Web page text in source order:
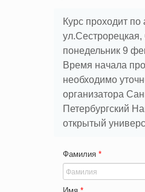
Регистрация
Курс проходит по
ул.Сестрорецкая,
понедельник 9
Время начала
необходимо
организатора
Петербургский
открытый
Фамилия *